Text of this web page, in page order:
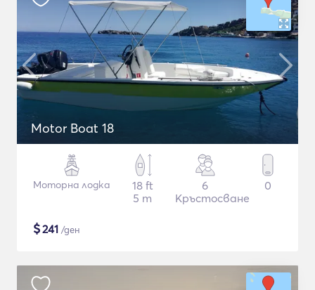
Motor Boat 18
Моторна лодка
18 ft
5 m
6
Кръстосване
0
$241 /ден